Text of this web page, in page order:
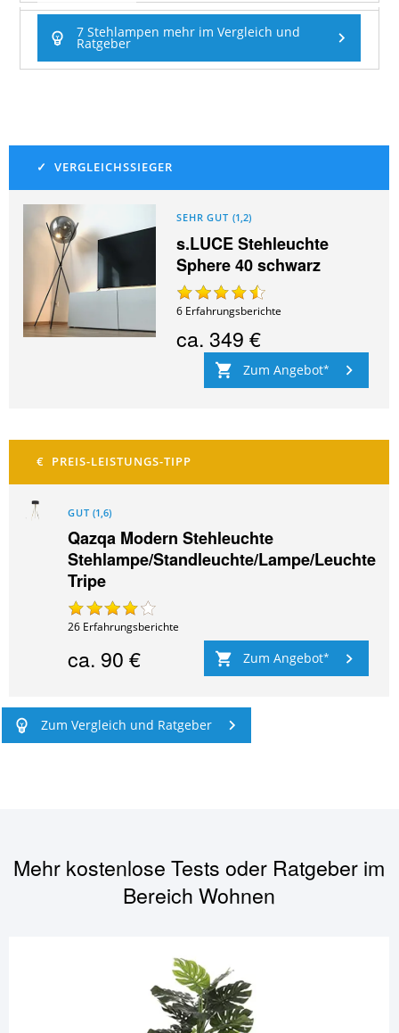
7 Stehlampen mehr im Vergleich und
Ratgeber
SEHR GUT (1,2)
s.LUCE Stehleuchte
Sphere 40 schwarz
6 Erfahrungsberichte
ca.349 €
Zum Angebot
GUT (1,6)
Qazqa Modern Stehleuchte
Stehlampe/Standleuchte/Lampe/Leuchte
Tripe
26 Erfahrungsberichte
ca. 90 € Zum Angebot
Zum Vergleich und Ratgeber
Mehr kostenlose Tests oder Ratgeber im
BereichWohnen